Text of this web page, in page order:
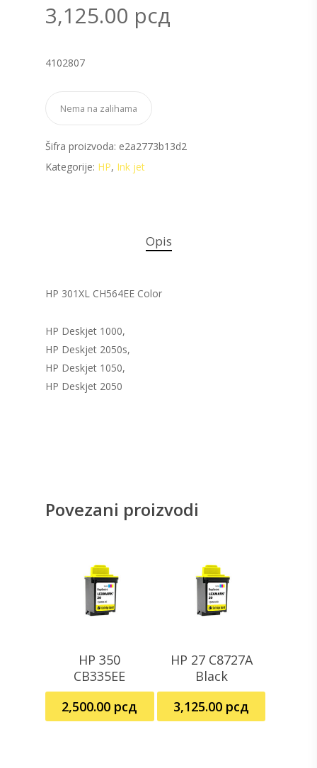
3,125.00 рсд
4102807
Nema na zalihama
Šifra proizvoda: e2a2773b13d2
Kategorije: HP, Ink jet
Opis
HP 301XL CH564EE Color
HP Deskjet 1000,
HP Deskjet 2050s,
HP Deskjet 1050,
HP Deskjet 2050
Povezani proizvodi
Dodaj U Korpu
HP 350
CB335EE
2,500.00 рсд
Pročitajte Još
HP 27 C8727A
Black
3,125.00 рсд